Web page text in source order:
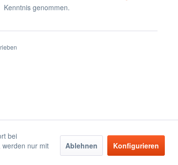
Kenntnis genommen.
bei
werden nur mit
Ablehnen Konfigurieren